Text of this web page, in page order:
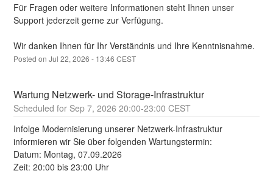
Für Fragen oder weitere Informationen steht Ihnen unser
Support jederzeit gerne zur Verfügung.
Wir danken Ihnen für Ihr Verständnis und Ihre Kenntnisnahme.
Posted on Jul22,2026 - 13:46 CEST
Wartung Netzwerk- und Storage-Infrastruktur
Sep7,2026 20:00-23:00 CEST
Infolge Modernisierung unserer Netzwerk-Infrastruktur
informieren wir Sie über folgenden Wartungstermin:
Datum: Montag, 07.09.2026
Zeit: 20:00 bis 23:00 Uhr